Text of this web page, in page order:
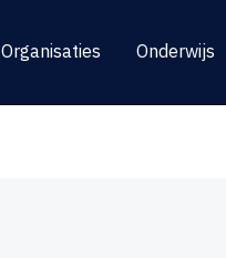
Organisaties Onderwijs